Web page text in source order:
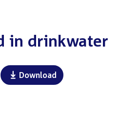
in drinkwater
Download